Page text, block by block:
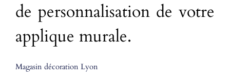
de personnalisation de votre
applique murale.
Magasin décoration Lyon